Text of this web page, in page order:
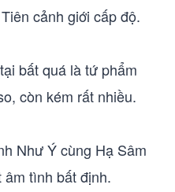
cảnh giới cấp độ.
bất quá là tứ phẩm
còn kém rất nhiều.
Như Ý cùng Hạ Sâm
tình bất định.